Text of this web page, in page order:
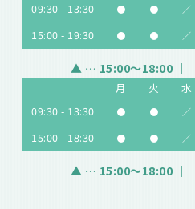
09:30 - 13:30
● ● ／
15:00 - 19:30 ● ● ／
▲ … 15:00～18:00
月 火 水
09:30 - 13:30
● ● ／
15:00 - 18:30 ● ● ／
▲ … 15:00～18:00